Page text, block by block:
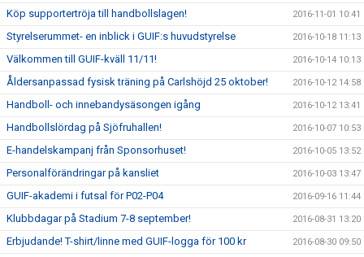
Köp supportertröja till handbollslagen! 2016-11-01 10:41
Styrelserummet- en inblick i GUIF:s huvudstyrelse 2016-10-18 11:13
Välkommen till GUIF-kväll 11/11! 2016-10-14 10:13
Åldersanpassad fysisk träning på Carlshöjd 25 oktober! 2016-10-12 14:58
Handboll- och innebandysäsongen igång 2016-10-12 13:41
Handbollslördag på Sjöfruhallen! 2016-10-07 10:53
E-handelskampanj från Sponsorhuset! 2016-10-05 13:52
Personalförändringar på kansliet 2016-10-03 13:47
GUIF-akademi i futsal för P02-P04 2016-09-16 11:44
Klubbdagar på Stadium 7-8 september! 2016-08-31 13:20
Erbjudande! T-shirt/linne med GUIF-logga för 100 kr 2016-08-30 09:50